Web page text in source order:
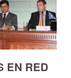
EN RED